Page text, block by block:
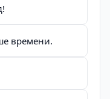
времени.